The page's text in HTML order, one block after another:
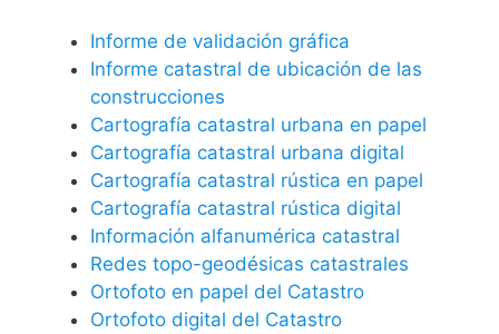
Informe de validación gráfica
Informe catastral de ubicación de las
construcciones
Cartografía catastral urbana en papel
Cartografía catastral urbana digital
Cartografía catastral rústica en papel
Cartografía catastral rústica digital
Información alfanumérica catastral
Redes topo-geodésicas catastrales
Ortofoto en papel del Catastro
Ortofoto digital del Catastro